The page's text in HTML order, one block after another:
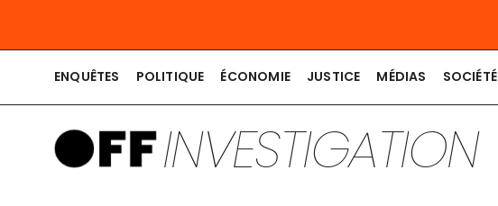
au
contenuENQUÊTES POLITIQUE ÉCONOMIE JUSTICE MÉDIAS SOCIÉTÉ
INVESTIGATION